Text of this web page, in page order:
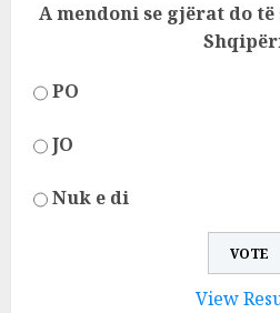
A mendoni se gjërat do
PO
JO
Nuk e di
View